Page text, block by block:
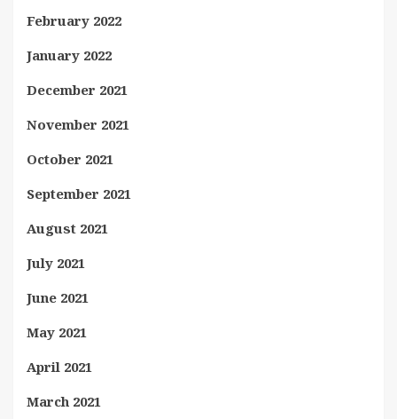
February 2022
January 2022
December 2021
November 2021
October 2021
September 2021
August 2021
July 2021
June 2021
May 2021
April 2021
March 2021